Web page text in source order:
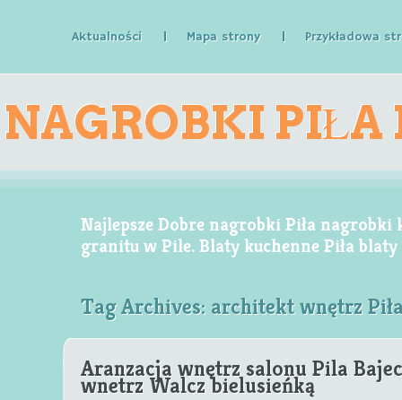
Aktualności Mapa strony Przykładowa
NAGROBKI
KAMIENNE
W
Najlepsze Dobre nagrobki Piła
granitu w Pile. Blaty kuchenne Piła
Tag Archives: architekt wnętrz
Aranzacja wnętrz salonu Pila
wnetrz Walcz bielusieńką